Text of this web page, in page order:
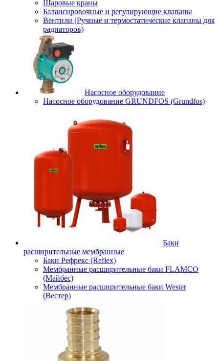
Шаровые краны
Балансировочные и регулирующие клапаны
Вентили (Ручные и термостатические клапаны для
радиаторов)
Насосное оборудование
Насосное оборудование GRUNDFOS (Grundfos)
Баки
расширительные мембранные
Баки Рефрекс (Reflex)
Мембранные расширительные баки FLAMCO
(Майбес)
Мембранные расширительные баки Wester
(Вестер)